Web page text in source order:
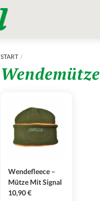
START
Wendemütze
Wendefleece –
Mütze Mit Signal
10,90€